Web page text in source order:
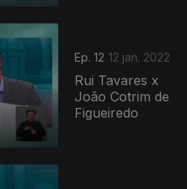
Ep. 12 12 jan. 2022
Rui Tavares x
João Cotrim de
Figueiredo